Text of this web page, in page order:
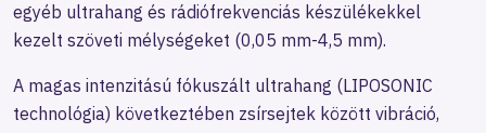
egyéb ultrahang és rádiófrekvenciás készülékekkel
kezelt szöveti mélységeket (0,05 mm-4,5 mm).
A magas intenzitású fókuszált ultrahang (LIPOSONIC
technológia) következtében zsírsejtek között vibráció,